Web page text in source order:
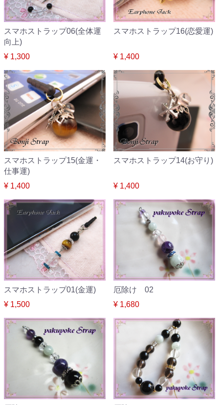
スマホストラップ06(全体運
向上)
¥ 1,300
スマホストラップ16(恋愛運)
¥ 1,400
スマホストラップ15(金運・
仕事運)
¥ 1,400
スマホストラップ14(お守り)
¥ 1,400
スマホストラップ01(金運)
¥ 1,500
厄除け 02
¥ 1,680